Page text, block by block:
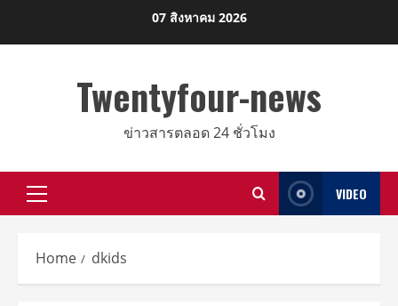
07 สิงหาคม 2026
Twentyfour-news
ข่าวสารตลอด 24 ชั่วโมง
Primary
VIDEO
Home dkids